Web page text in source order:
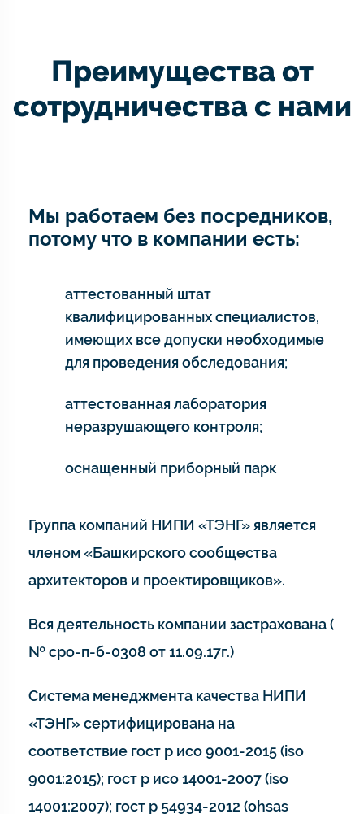
Преимущества от
сотрудничества с нами
Мы работаем без посредников,
потому что в компании есть:
аттестованный штат
квалифицированных специалистов,
имеющих все допуски необходимые
для проведения обследования;
аттестованная лаборатория
неразрушающего контроля;
оснащенный приборный парк
Группа компаний НИПИ «ТЭНГ» является
членом «Башкирского сообщества
архитекторов и проектировщиков».
Вся деятельность компании застрахована (
№ сро-п-б-0308 от 11.09.17г.)
Система менеджмента качества НИПИ
«ТЭНГ» сертифицирована на
соответствие гост р исо 9001-2015 (iso
9001:2015); гост р исо 14001-2007 (iso
14001:2007); гост р 54934-2012 (ohsas